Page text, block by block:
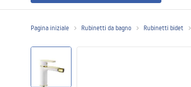
Porte doccia
Pagina iniziale Rubinetti da bagno Rubinetti bidet